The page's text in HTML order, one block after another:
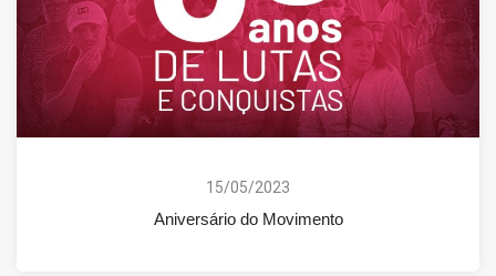
15/05/2023
Aniversário do Movimento